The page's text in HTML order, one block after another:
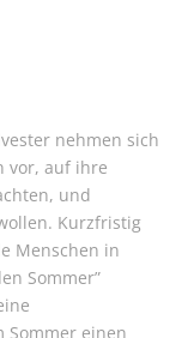
nehmen sich
vor, auf ihre
und
Kurzfristig
Menschen in
Sommer”
Sommer einen